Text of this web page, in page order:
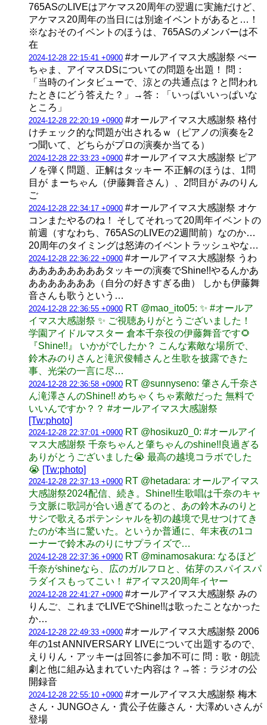
765ASのLIVEはアケマス20周年の翌週に実施だけど、
アケマス20周年の当日には別途イベントがあると…！
※なおそのイベントのほうは、765ASのメンバーは不
在
2024-12-28 22:15:41 +0900 #オールアイマス大感謝祭 ぺー
ちゃま、アイマスDSについての問題を出題！ 問：
「当時のインタビューで、涼との共通点は？と問われ
たときにどう答えた？」→答：「いっぱいいっぱいな
ところ」
2024-12-28 22:20:19 +0900 #オールアイマス大感謝祭 格付
けチェック的な問題が出されるｗ（ピアノの演奏を2
つ聞いて、どちらがプロの演奏か当てる）
2024-12-28 22:33:23 +0900 #オールアイマス大感謝祭 ピア
ノを弾く問題、正解はタッキー 不正解のほうは、1問
目が まーちゃん（伊藤舞音さん）、2問目が みのりん
ご
2024-12-28 22:34:17 +0900 #オールアイマス大感謝祭 オケ
コンまたやるのね！ そしてそれって20周年イベントの
前週（すなわち、765ASのLIVEの2週間前）なのか…
20周年のタイミングは怒涛のイベントラッシュやな…
2024-12-28 22:36:22 +0900 #オールアイマス大感謝祭 うわ
ああああああああタッキーの演奏でShine!!やるんかあ
あああああああ（自分の好きすぎる曲） しかも伊藤舞
音さんも歌うという…
2024-12-28 22:36:55 +0900 RT @mao_ito05: ✨️ #オールア
イマス大感謝祭 ✨️ ご視聴ありがとうございました！
学園アイドルマスター 倉本千奈役の伊藤舞音です🌻
『Shine!!』 いかがでしたか？ こんな素敵な場所で、
鈴木みのりさんと滝沢俊輔さんと生歌を披露できた
事、光栄の一言に尽…
2024-12-28 22:36:58 +0900 RT @sunnyseno: 肇さん千奈さ
ん滝澤さんのShine!! めちゃくちゃ素敵だった 無料で
いいんですか？？ #オールアイマス大感謝祭
[Tw:photo]
2024-12-28 22:37:01 +0900 RT @hosikuz0_0: #オールアイ
マス大感謝祭 千奈ちゃんと肇ちゃんのshine!!良過ぎる
ありがとうございました😭 最高の越境コラボでした
😭 [Tw:photo]
2024-12-28 22:37:13 +0900 RT @hetadara: オールアイマス
大感謝祭2024配信、続き。Shine!!生歌唱は千奈のキャ
ラ文脈に歌詞が合い過ぎてるのと、あの鈴木みのりと
サシで歌えるポテンシャルを初の越境で見せつけてき
たのが本当に驚いた。というか普通に、年末夜の1コ
ーナーで鈴木みのりにサプライズで…
2024-12-28 22:37:36 +0900 RT @minamosakura: なるほど
千奈がshineなら、広のガルフロと、佑芽のスパイスパ
ラダイスもってこい！ #アイマス20周年イヤー
2024-12-28 22:41:27 +0900 #オールアイマス大感謝祭 みの
りんご、これまでLIVEでShine!!は歌ったことなかった
か…
2024-12-28 22:49:33 +0900 #オールアイマス大感謝祭 2006
年の1st ANNIVERSARY LIVEについて出題するので、
えりりん・アッキーは回答に参加不可に 問：歌・朗読
劇と他に組み込まれていた内容は？→答：ラジオの公
開録音
2024-12-28 22:55:10 +0900 #オールアイマス大感謝祭 梅木
さん・JUNGOさん・貴公子佐藤さん・大澤めいさんが
登場